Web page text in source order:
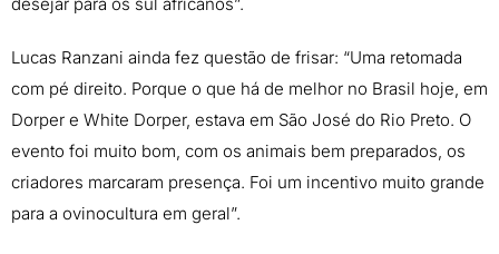
Lucas Ranzani ainda fez questão de frisar: “Uma retomada
com pé direito. Porque o que há de melhor no Brasil hoje, em
Dorper e White Dorper, estava em São José do Rio Preto. O
evento foi muito bom, com os animais bem preparados, os
criadores marcaram presença. Foi um incentivo muito grande
para a ovinocultura em geral”.